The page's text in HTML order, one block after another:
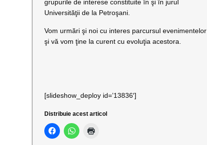
grupurile de interese constituite în şi în jurul
Universităţii de la Petroşani.
Vom urmări şi noi cu interes parcursul evenimentelor
şi vă vom ţine la curent cu evoluţia acestora.
[slideshow_deploy id=’13836′]
Distribuie acest articol